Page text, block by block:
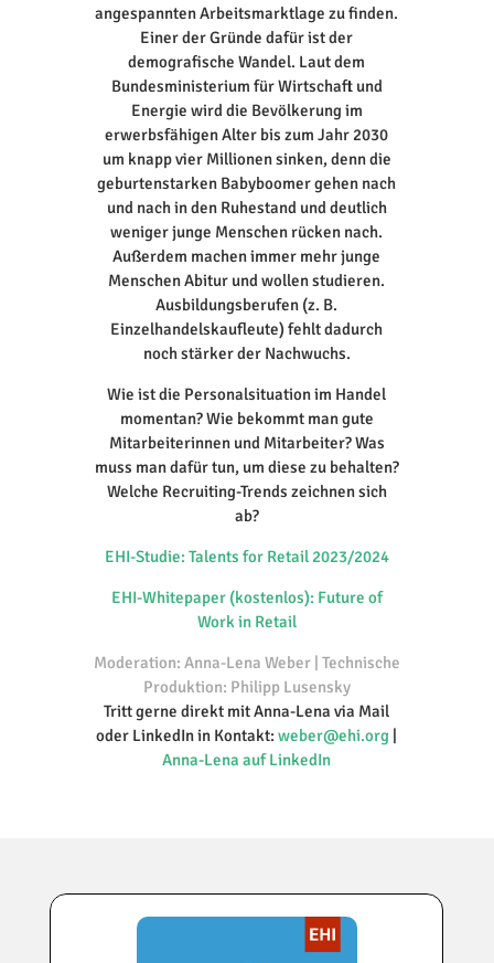
angespannten Arbeitsmarktlage zu finden.
Einer der Gründe dafür ist der
demografische Wandel. Laut dem
Bundesministerium für Wirtschaft und
Energie wird die Bevölkerung im
erwerbsfähigen Alter bis zum Jahr 2030
um knapp vier Millionen sinken, denn die
geburtenstarken Babyboomer gehen nach
und nach in den Ruhestand und deutlich
weniger junge Menschen rücken nach.
Außerdem machen immer mehr junge
Menschen Abitur und wollen studieren.
Ausbildungsberufen (z. B.
Einzelhandelskaufleute) fehlt dadurch
noch stärker der Nachwuchs.
Wie ist die Personalsituation im Handel
momentan? Wie bekommt man gute
Mitarbeiterinnen und Mitarbeiter? Was
muss man dafür tun, um diese zu behalten?
Welche Recruiting-Trends zeichnen sich
ab?
EHI-Studie: Talents for Retail 2023/2024
EHI-Whitepaper (kostenlos): Future of
Work in Retail
Moderation: Anna-Lena Weber | Technische
Produktion: Philipp Lusensky
Tritt gerne direkt mit Anna-Lena via Mail
oder LinkedIn in Kontakt:weber@ehi.org |
Anna-Lena auf LinkedIn